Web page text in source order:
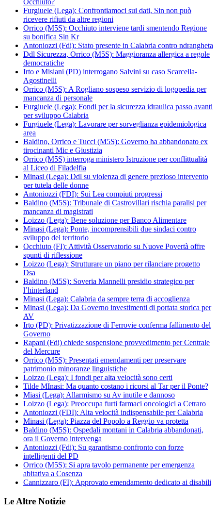
Occhiuto?
Furgiuele (Lega): Confrontiamoci sui dati, Sin non può
ricevere rifiuti da altre regioni
Orrico (M5S): Occhiuto interviene tardi smentendo Regione
su bonifica Sin Kr
Antoniozzi (Fdi): Stato presente in Calabria contro ndrangheta
Ddl Sicurezza, Orrico (M5S): Maggioranza allergica a regole
democratiche
Irto e Misiani (PD) interrogano Salvini su caso Scarcella-
Agostinelli
Orrico (M5S): A Rogliano sospeso servizio di logopedia per
mancanza di personale
Furgiuele (Lega): Fondi per la sicurezza idraulica passo avanti
per sviluppo Calabria
Furgiuele (Lega): Lavorare per sorveglianza epidemiologica
area
Baldino, Orrico e Tucci (M5S): Governo ha abbandonato ex
tirocinanti Mic e Giustizia
Orrico (M5S) interroga ministero Istruzione per conflittualità
al Liceo di Filadelfia
Minasi (Lega): Ddl su violenza di genere prezioso intervento
per tutela delle donne
Antoniozzi (FDI): Sui Lea compiuti progressi
Baldino (M5S): Tribunale di Castrovillari rischia paralisi per
mancanza di magistrati
Loizzo (Lega): Bene soluzione per Banco Alimentare
Minasi (Lega): Ponte, incomprensibili due sindaci contro
sviluppo del territorio
Occhiuto (FI): Attività Osservatorio su Nuove Povertà offre
spunti di riflessione
Loizzo (Lega): Strutturare un piano per rilanciare progetto
Dsa
Baldino (M5S): Soveria Mannelli presidio strategico per
l’hinterland
Minasi (Lega): Calabria da sempre terra di accoglienza
Minasi (Lega): Da Governo investimenti di portata storica per
AV
Irto (PD): Privatizzazione di Ferrovie conferma fallimento del
Governo
Rapani (Fdi) chiede sospensione provvedimento per Centrale
del Mercure
Orrico (M5S): Presentati emendamenti per preservare
patrimonio minoranze linguistiche
Loizzo (Lega): I fondi per alta velocità sono certi
Tilde MInasi: Ma quanto costano i ricorsi al Tar per il Ponte?
Miasi (Lega): Allarmismo su Av inutile e dannoso
Loizzo (Lega): Preoccupa furti farmaci oncologici a Cetraro
Antoniozzi (FDI): Alta velocità indispensabile per Calabria
Minasi (Lega): Piazza del Popolo a Reggio va protetta
Baldino (M5S): Ospedali montani in Calabria abbandonati,
ora il Governo intervenga
Antoniozzi (Fdi): Su garantismo confronto con forze
intelligenti del PD
Orrico (M5S): Si apra tavolo permanente per emergenza
abitativa a Cosenza
Cannizzaro (FI): Approvato emendamento dedicato ai disabili
Le Altre Notizie